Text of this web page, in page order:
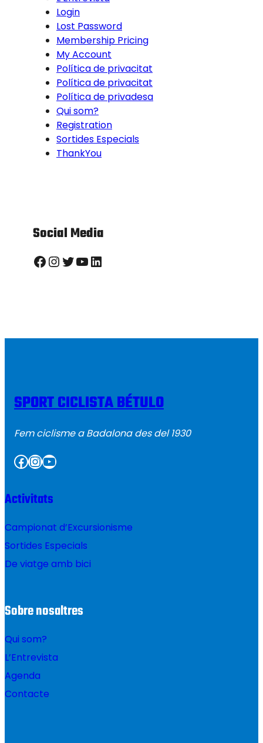
Login
Lost Password
Membership Pricing
My Account
Política de privacitat
Política de privacitat
Política de privadesa
Qui som?
Registration
Sortides Especials
ThankYou
Social Media
Facebook InstagramTwitter YouTube LinkedIn
SPORT CICLISTA BÉTULO
Fem ciclisme a Badalona des del 1930
Facebook InstagramYouTube
Activitats
Campionat d’Excursionisme
Sortides Especials
De viatge amb bici
Sobre nosaltres
Qui som?
L’Entrevista
Agenda
Contacte